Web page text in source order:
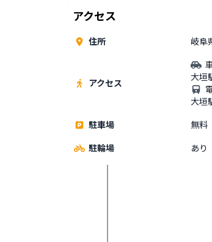
アクセス
住所 岐阜
アクセス
大垣
大垣
駐車場
無料
駐輪場
あり